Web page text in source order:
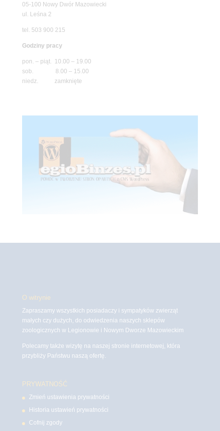
05-100 Nowy Dwór Mazowiecki
ul. Leśna 2
tel. 503 900 215
Godziny pracy
pon. – piąt. 10.00 – 19.00
sob. 8.00 – 15.00
niedz. zamknięte
O witrynie
Zapraszamy wszystkich posiadaczy i sympatyków zwierząt
małych czy dużych, do odwiedzenia naszych sklepów
zoologicznych w Legionowie i Nowym Dworze Mazowieckim
Polecamy także wizytę na naszej stronie internetowej, która
przybliży Państwu naszą ofertę.
PRYWATNOŚĆ
Zmień ustawienia prywatności
Historia ustawień prywatności
Cofnij zgody